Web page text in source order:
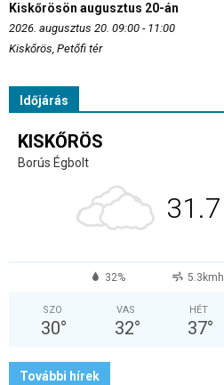
Kiskőrösön augusztus 20-án
2026. augusztus 20. 09:00 - 11:00
Kiskőrös, Petőfi tér
Időjárás
KISKŐRÖS
Borús Égbolt
31.7
32% 5.3kmh
SZO
30°
VAS
32°
HÉT
37°
További hírek